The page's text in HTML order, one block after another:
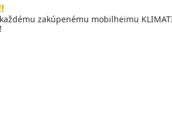
zakúpenému mobilheimu